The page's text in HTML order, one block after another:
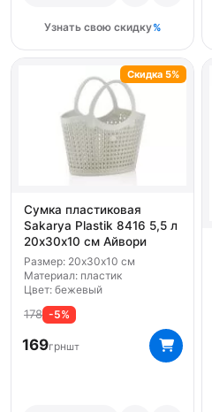
Узнать свою скидку
Сумка пластиковая
Sakarya Plastik 8416 5,5 л
20х30х10 см Айвори
Размер: 20х30х10 см
Материал: пластик
Цвет: бежевый
178 -5%
169грншт
Скидка 5%